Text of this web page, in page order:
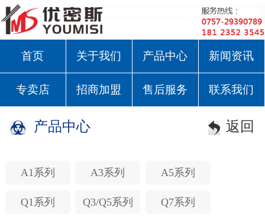
首页 关于我们 产品中心 新闻资讯
专卖店 招商加盟 售后服务 联系我们
产品中心 返回
A1系列 A3系列 A5系列
Q1系列 Q3/Q5系列 Q7系列